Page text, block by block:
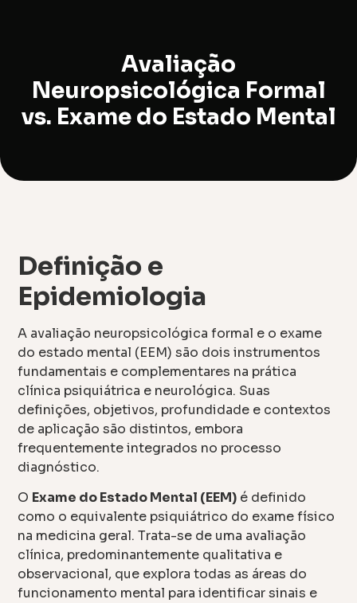
Avaliação
Neuropsicológica Formal
vs. Exame do Estado Mental
Definição e
Epidemiologia
A avaliação neuropsicológica formal e o exame
do estado mental (EEM) são dois instrumentos
fundamentais e complementares na prática
clínica psiquiátrica e neurológica. Suas
definições, objetivos, profundidade e contextos
de aplicação são distintos, embora
frequentemente integrados no processo
diagnóstico.
O Exame do Estado Mental (EEM) é definido
como o equivalente psiquiátrico do exame físico
na medicina geral. Trata-se de uma avaliação
clínica, predominantemente qualitativa e
observacional, que explora todas as áreas do
funcionamento mental para identificar sinais e